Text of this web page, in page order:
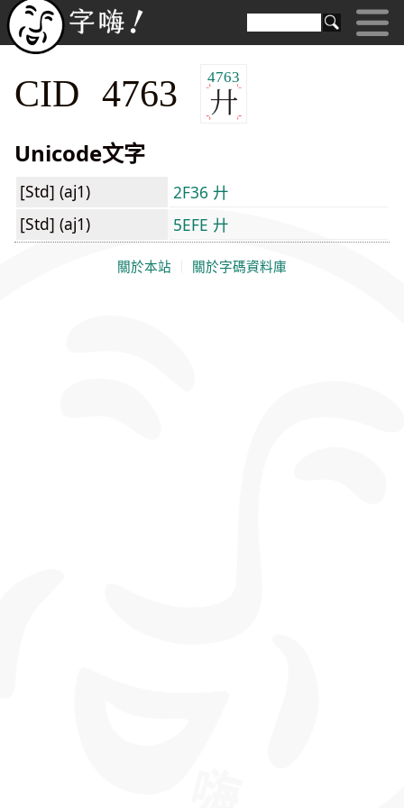
CID 4763 4763
Unicode文字
[Std] (aj1)
2F36 ⼶
[Std] (aj1)
5EFE 廾
關於本站 關於字碼資料庫